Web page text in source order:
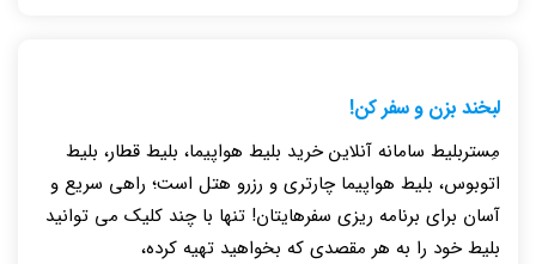
لبخند بزن و سفر کن!
مِستربلیط سامانه آنلاین خرید بلیط هواپیما، بلیط قطار، بلیط
اتوبوس، بلیط هواپیما چارتری و رزرو هتل است؛ راهی سریع و
آسان برای برنامه ریزی سفرهایتان! تنها با چند کلیک می توانید
بلیط خود را به هر مقصدی که بخواهید تهیه کرده،